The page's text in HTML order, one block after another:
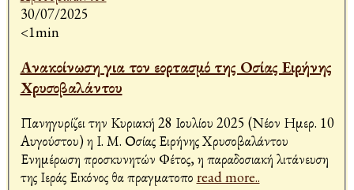
30/07/2025
<1min
Ανακοίνωση για τον εορτασμό της Οσίας Ειρήνης
Χρυσοβαλάντου
Πανηγυρίζει την Κυριακή 28 Ιουλίου 2025 (Νέον Ημερ. 10
Αυγούστου) η Ι. Μ. Οσίας Ειρήνης Χρυσοβαλάντου
Ενημέρωση προσκυνητών Φέτος, η παραδοσιακή λιτάνευση
της Ιεράς Εικόνος θα πραγματοπο read more..